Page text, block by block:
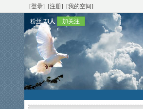
[登录] [注册] [我的空间]
粉丝73人 加关注